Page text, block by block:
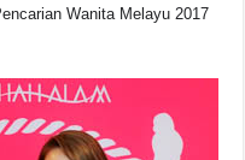
Wanita Melayu 2017